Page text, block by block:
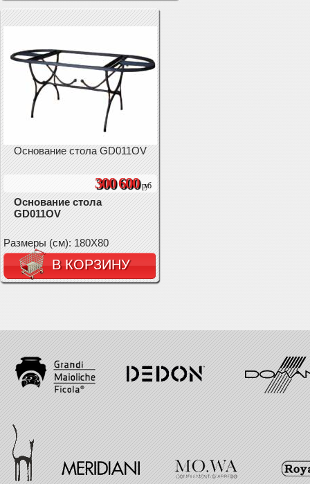
Основание стола GD011OV
300 600руб
Основание стола
GD011OV
Размеры (см): 180X80
В КОРЗИНУ